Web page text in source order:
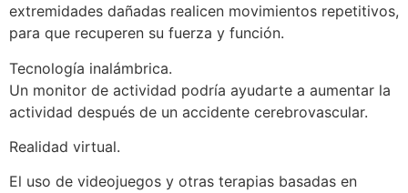
extremidades dañadas realicen movimientos repetitivos,
para que recuperen su fuerza y función.
Tecnología inalámbrica.
Un monitor de actividad podría ayudarte a aumentar la
actividad después de un accidente cerebrovascular.
Realidad virtual.
El uso de videojuegos y otras terapias basadas en